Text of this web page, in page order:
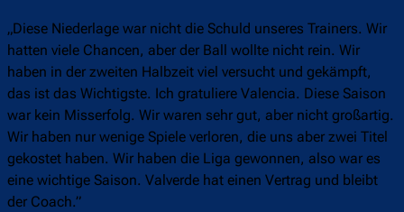
„Diese Niederlage war nicht die Schuld unseres Trainers. Wir
hatten viele Chancen, aber der Ball wollte nicht rein. Wir
haben in der zweiten Halbzeit viel versucht und gekämpft,
das ist das Wichtigste. Ich gratuliere Valencia. Diese Saison
war kein Misserfolg. Wir waren sehr gut, aber nicht großartig.
Wir haben nur wenige Spiele verloren, die uns aber zwei Titel
gekostet haben. Wir haben die Liga gewonnen, also war es
eine wichtige Saison. Valverde hat einen Vertrag und bleibt
der Coach.”